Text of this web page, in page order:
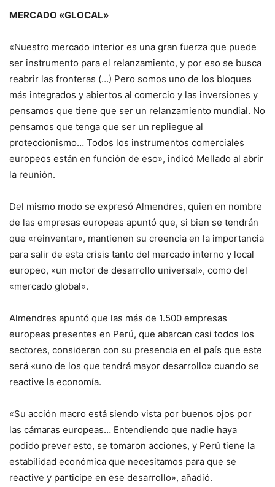
MERCADO «GLOCAL»
«Nuestro mercado interior es una gran fuerza que puede
ser instrumento para el relanzamiento, y por eso se busca
reabrir las fronteras (…) Pero somos uno de los bloques
más integrados y abiertos al comercio y las inversiones y
pensamos que tiene que ser un relanzamiento mundial. No
pensamos que tenga que ser un repliegue al
proteccionismo… Todos los instrumentos comerciales
europeos están en función de eso», indicó Mellado al abrir
la reunión.
Del mismo modo se expresó Almendres, quien en nombre
de las empresas europeas apuntó que, si bien se tendrán
que «reinventar», mantienen su creencia en la importancia
para salir de esta crisis tanto del mercado interno y local
europeo, «un motor de desarrollo universal», como del
«mercado global».
Almendres apuntó que las más de 1.500 empresas
europeas presentes en Perú, que abarcan casi todos los
sectores, consideran con su presencia en el país que este
será «uno de los que tendrá mayor desarrollo» cuando se
reactive la economía.
«Su acción macro está siendo vista por buenos ojos por
las cámaras europeas… Entendiendo que nadie haya
podido prever esto, se tomaron acciones, y Perú tiene la
estabilidad económica que necesitamos para que se
reactive y participe en ese desarrollo», añadió.